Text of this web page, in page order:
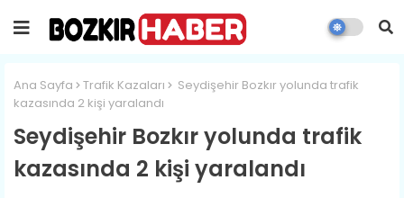
Ana Sayfa Trafik Kazaları
​Seydişehir​ Bozkır yolunda trafik
kazasında 2 kişi yaralandı
​Seydişehir​ Bozkır yolunda trafik
kazasında 2 kişi yaralandı